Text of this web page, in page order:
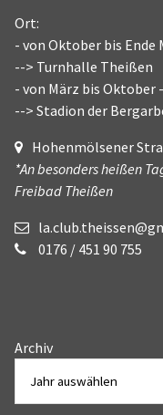
Ort:
- von Oktober bis Ende
--> Turnhalle Theißen
- von März bis Oktober -
--> Stadion der
Hohenmölsener
*An besonders heißen
Freibad Theißen
0176 / 451 90 755
Archiv